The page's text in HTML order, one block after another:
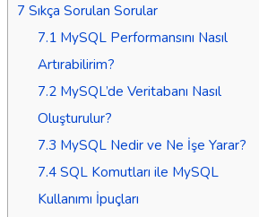
7 Sıkça Sorulan Sorular
7.1MySQL Performansını Nasıl
Artırabilirim?
7.2MySQL’de Veritabanı Nasıl
Oluşturulur?
7.3 MySQL Nedir ve Ne İşe Yarar?
7.4SQL Komutları ile MySQL
Kullanımı İpuçları